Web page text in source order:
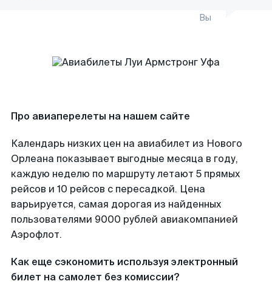
Вы
Про авиаперелеты на нашем сайте
Календарь низких цен на авиабилет из Нового
Орлеана показывает выгодные месяца в году,
каждую неделю по маршруту летают 5 прямых
рейсов и 10 рейсов с пересадкой. Цена
варьируется, самая дорогая из найденных
пользователями 9000 рублей авиакомпанией
Аэрофлот.
Как еще сэкономить используя электронный
билет на самолет без комиссии?